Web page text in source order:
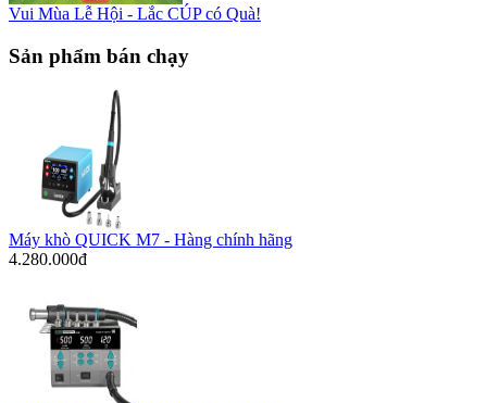
Vui Mùa Lễ Hội - Lắc CÚP có Quà!
Sản phẩm bán chạy
Máy khò QUICK M7 - Hàng chính hãng
4.280.000đ